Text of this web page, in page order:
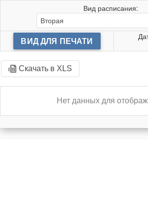
Вид расписания:
ВИД ДЛЯ ПЕЧАТИ
Скачать в XLS
Нет данных для